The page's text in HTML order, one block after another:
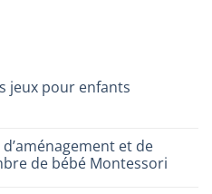
jeux pour enfants
et de
de bébé Montessori